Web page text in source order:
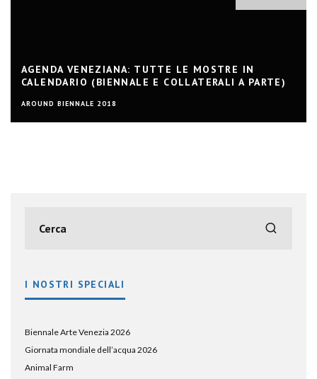
AGENDA VENEZIANA: TUTTE LE MOSTRE IN
CALENDARIO (BIENNALE E COLLATERALI A PARTE)
AROUND BIENNALE 2018
I NOSTRI SPECIALI
Biennale Arte Venezia 2026
Giornata mondiale dell’acqua 2026
Animal Farm